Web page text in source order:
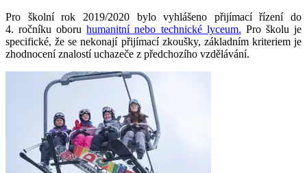
Pro školní rok 2019/2020 bylo vyhlášeno přijímací řízení do
4. ročníku oboruhumanitní nebo technické lyceum. Pro školu je
specifické, že se nekonají přijímací zkoušky, základním kriteriem je
zhodnocení znalostí uchazeče z předchozího vzdělávání.